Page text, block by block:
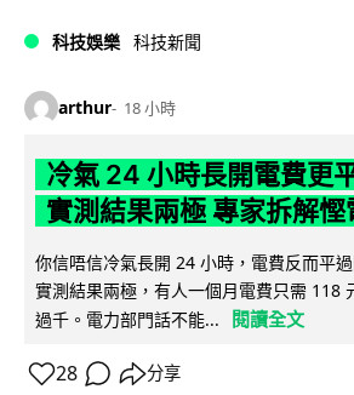
科技娛樂 科技新聞
arthur 18 小時
冷氣 24 小時長開電費更
實測結果兩極 專家拆解慳
你信唔信冷氣長開 24 小時，電費反而平
實測結果兩極，有人一個月電費只需 118
過千。電力部門話不能...
閱讀全文
28 分享